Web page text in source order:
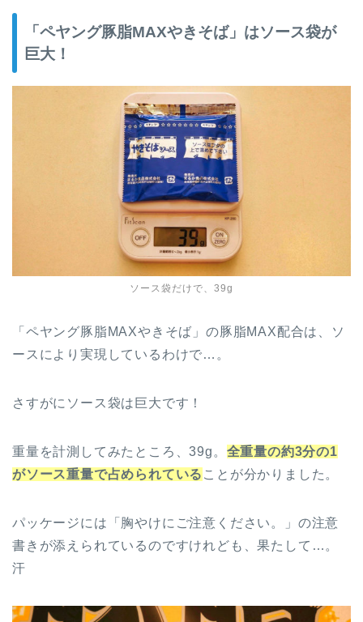
「ペヤング豚脂MAXやきそば」はソース袋が
巨大！
ソース袋だけで、39g
「ペヤング豚脂MAXやきそば」の豚脂MAX配合は、ソ
ースにより実現しているわけで…。
さすがにソース袋は巨大です！
重量を計測してみたところ、39g。 全重量の約3分の1
がソース重量で占められている ことが分かりました。
パッケージには「胸やけにご注意ください。」の注意
書きが添えられているのですけれども、果たして…。
汗